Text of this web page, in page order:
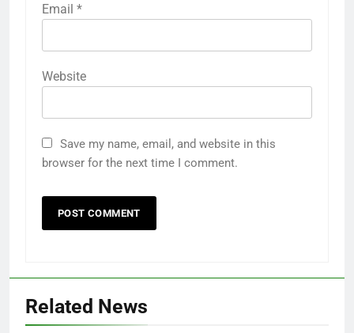
Email *
Website
Save my name, email, and website in this
browser for the next time I comment.
Related News